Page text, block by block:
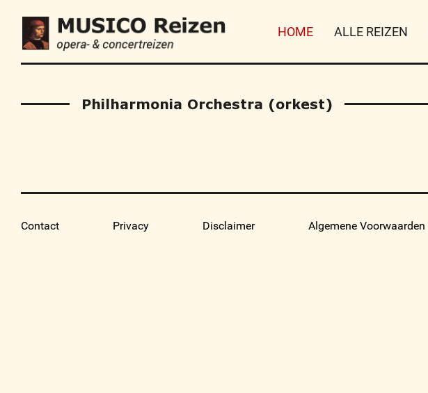
HOME ALLE REIZEN
Philharmonia Orchestra (orkest)
Contact Privacy Disclaimer Algemene Voorwaarden